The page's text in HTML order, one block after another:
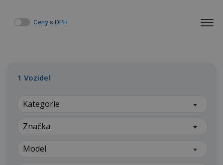
Ceny s DPH
1 Vozidel
Kategorie
Značka
Model